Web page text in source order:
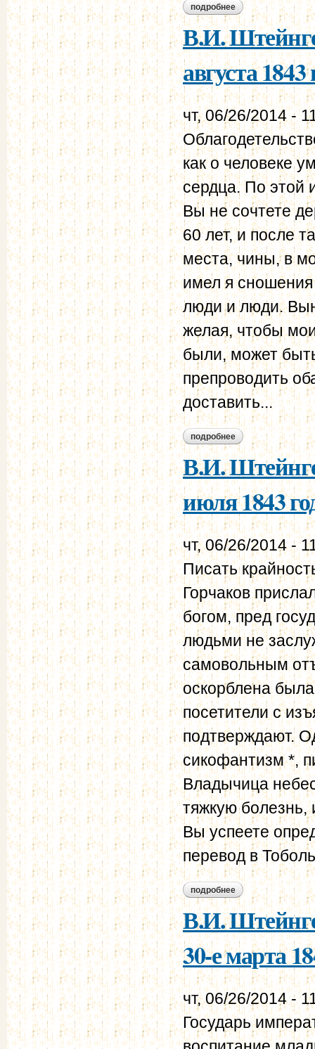
подробнее о в.и. штейнгейль
В.И.
августа 1843
чт, 06/26/2014 -
как о человеке
сердца. По этой
Вы не сочтете
60 лет, и после
места, чины, в
имел я
люди и люди.
желая, чтобы
были, может
препроводить
доставить...
подробнее о в.и. штейнгейль
В.И.
июля 1843
чт, 06/26/2014 -
Писать
Горчаков
богом, пред
людьми не
самовольным
оскорблена
посетители с
подтверждают.
сикофантизм *,
Владычица
тяжкую болезнь,
Вы успеете
перевод в
подробнее о в.и. штейнгейль
В.И.
30-е марта
чт, 06/26/2014 -
Государь